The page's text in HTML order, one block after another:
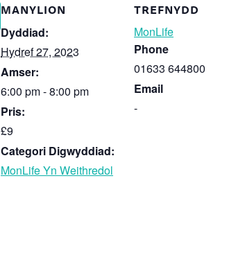
MANYLION
Dyddiad:
Hydref 27, 2023
Amser:
6:00 pm - 8:00 pm
Pris:
£9
Categori Digwyddiad:
MonLife Yn Weithredol
TREFNYDD
MonLife
Phone
01633 644800
Email
-